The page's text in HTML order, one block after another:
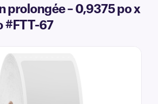
prolongée – 0,9375 po x
#FTT-67